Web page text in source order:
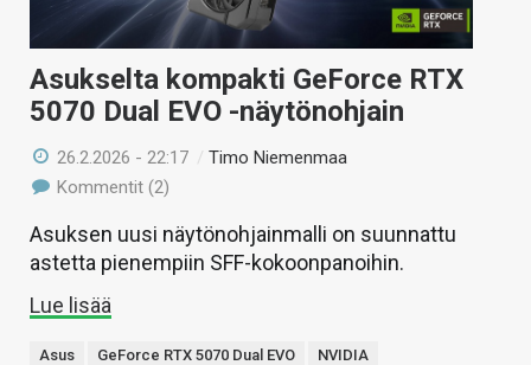
Asukselta kompakti GeForce RTX
5070 Dual EVO -näytönohjain
26.2.2026 - 22:17 /Timo Niemenmaa
Kommentit (2)
Asuksen uusi näytönohjainmalli on suunnattu
astetta pienempiin SFF-kokoonpanoihin.
Lue lisää
Asus GeForce RTX 5070 Dual EVO
NVIDIA